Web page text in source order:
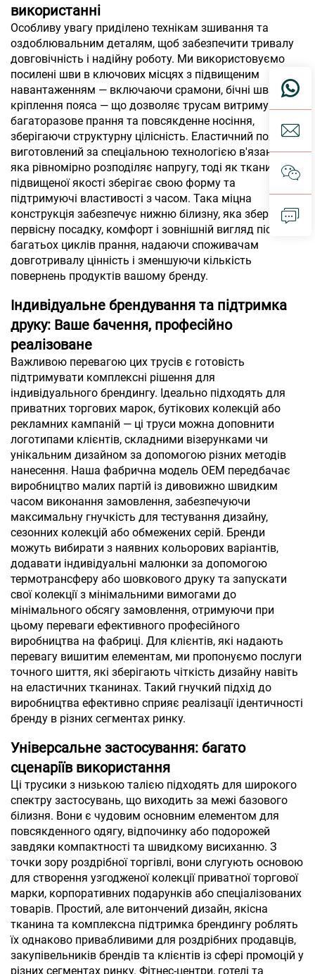
використанні
Особливу увагу приділено технікам зшивання та
оздоблювальним деталям, щоб забезпечити тривалу
довговічність і надійну роботу. Ми використовуємо
посилені шви в ключових місцях з підвищеним
навантаженням — включаючи cрамони, бічні шви та
кріплення пояса — що дозволяє трусам витримувати
багаторазове прання та повсякденне носіння,
зберігаючи структурну цілісність. Еластичний пояс
виготовлений за спеціальною технологією в'язання,
яка рівномірно розподіляє напругу, тоді як тканина
підвищеної якості зберігає свою форму та
підтримуючі властивості з часом. Така міцна
конструкція забезпечує нижню білизну, яка зберігає
первісну посадку, комфорт і зовнішній вигляд після
багатьох циклів прання, надаючи споживачам
довготривалу цінність і зменшуючи кількість
повернень продуктів вашому бренду.
Індивідуальне брендування та підтримка
друку: Ваше бачення, професійно
реалізоване
Важливою перевагою цих трусів є готовість
підтримувати комплексні рішення для
індивідуального брендингу. Ідеально підходять для
приватних торгових марок, бутікових колекцій або
рекламних кампаній — ці труси можна доповнити
логотипами клієнтів, складними візерунками чи
унікальним дизайном за допомогою різних методів
нанесення. Наша фабрична модель OEM передбачає
виробництво малих партій із дивовижно швидким
часом виконання замовлення, забезпечуючи
максимальну гнучкість для тестування дизайну,
сезонних колекцій або обмежених серій. Бренди
можуть вибирати з наявних кольорових варіантів,
додавати індивідуальні малюнки за допомогою
термотрансферу або шовкового друку та запускати
свої колекції з мінімальними вимогами до
мінімального обсягу замовлення, отримуючи при
цьому переваги ефективного професійного
виробництва на фабриці. Для клієнтів, які надають
перевагу вишитим елементам, ми пропонуємо послуги
точного шиття, які зберігають чіткість дизайну навіть
на еластичних тканинах. Такий гнучкий підхід до
виробництва ефективно сприяє реалізації ідентичності
бренду в різних сегментах ринку.
Універсальне застосування: багато
сценаріїв використання
Ці трусики з низькою талією підходять для широкого
спектру застосувань, що виходить за межі базового
білизня. Вони є чудовим основним елементом для
повсякденного одягу, відпочинку або подорожей
завдяки компактності та швидкому висиханню. З
точки зору роздрібної торгівлі, вони слугують основою
для створення узгодженої колекції приватної торгової
марки, корпоративних подарунків або спеціалізованих
товарів. Простий, але витончений дизайн, якісна
тканина та комплексна підтримка брендингу роблять
їх однаково привабливими для роздрібних продавців,
закупівельників брендів та клієнтів із сфері промоцій у
різних сегментах ринку. Фітнес-центри, готелі та